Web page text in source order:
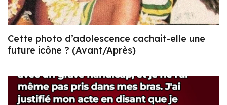
Cette photo d’adolescence cachait-elle une
future icône ? (Avant/Après)